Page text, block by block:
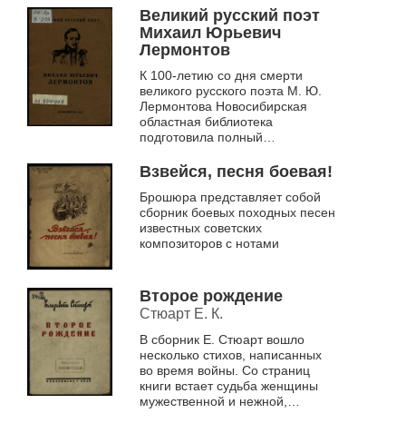
написанная в форме путевых
заметок, где...
Великий русский поэт
Михаил Юрьевич
Лермонтов
К 100-летию со дня смерти
великого русского поэта М. Ю.
Лермонтова Новосибирская
областная библиотека
подготовила полный
поэта, издававшихся в нашей
стране. В издании при...
Взвейся, песня боевая!
Брошюра представляет собой
сборник боевых походных песен
известных советских
композиторов с нотами
Второе рождение
Стюарт Е. К.
В сборник Е. Стюарт вошло
несколько стихов, написанных
во время войны. Со страниц
книги встает судьба женщины
мужественной и нежной,